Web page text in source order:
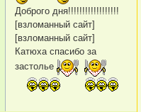
Доброго дня!!!!!!!!!!!!!!!!!!
[взломанный сайт]
[взломанный сайт]
Катюха спасибо за
застолье